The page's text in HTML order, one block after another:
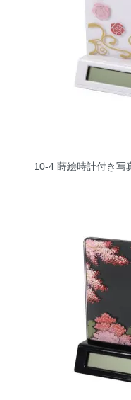
10-4 蒔絵時計付き写